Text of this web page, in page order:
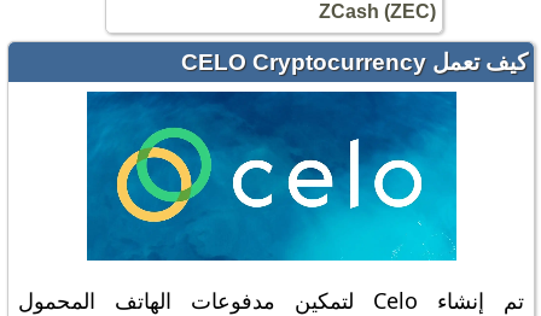
ZCash (ZEC)
كيف تعمل CELO Cryptocurrency
تم إنشاء Celo لتمكين مدفوعات الهاتف المحمول